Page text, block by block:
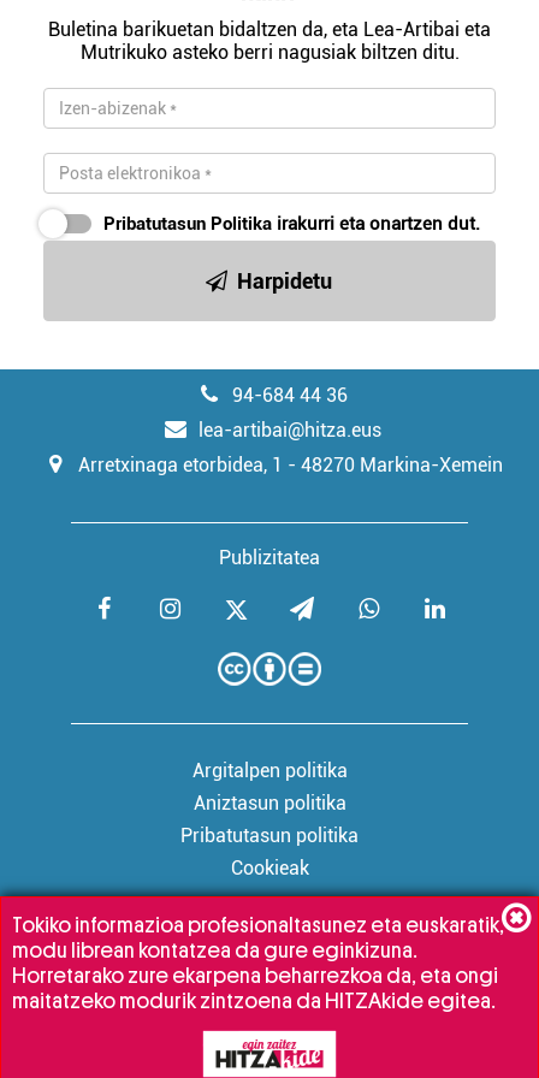
Buletina barikuetan bidaltzen da, eta Lea-Artibai eta
Mutrikuko asteko berri nagusiak biltzen ditu.
Pribatutasun Politika irakurri eta onartzen dut.
Harpidetu
94-684 44 36
lea-artibai@hitza.eus
Arretxinaga etorbidea, 1 - 48270 Markina-Xemein
Publizitatea
Argitalpen politika
Aniztasun politika
Pribatutasun politika
Cookieak
Babesleak:
Tokiko informazioa profesionaltasunez eta euskaratik,
modu librean kontatzea da gure eginkizuna.
Horretarako zure ekarpena beharrezkoa da, eta ongi
maitatzeko modurik zintzoena da HITZAkide egitea.